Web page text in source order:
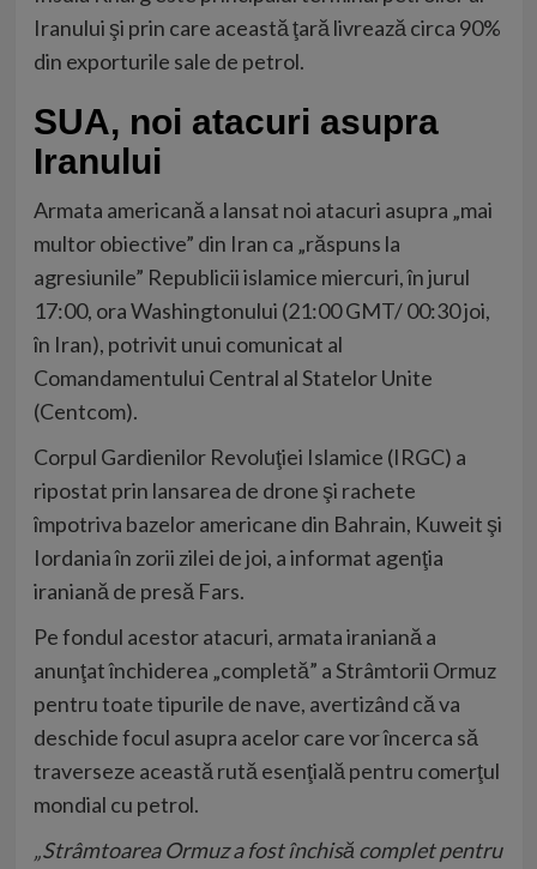
Iranului şi prin care această ţară livrează circa 90%
din exporturile sale de petrol.
SUA, noi atacuri asupra
Iranului
Armata americană a lansat noi atacuri asupra „mai
multor obiective” din Iran ca „răspuns la
agresiunile” Republicii islamice miercuri, în jurul
17:00, ora Washingtonului (21:00 GMT/ 00:30 joi,
în Iran), potrivit unui comunicat al
Comandamentului Central al Statelor Unite
(Centcom).
Corpul Gardienilor Revoluţiei Islamice (IRGC) a
ripostat prin lansarea de drone şi rachete
împotriva bazelor americane din Bahrain, Kuweit şi
Iordania în zorii zilei de joi, a informat agenţia
iraniană de presă Fars.
Pe fondul acestor atacuri, armata iraniană a
anunţat închiderea „completă” a Strâmtorii Ormuz
pentru toate tipurile de nave, avertizând că va
deschide focul asupra acelor care vor încerca să
traverseze această rută esenţială pentru comerţul
mondial cu petrol.
„Strâmtoarea Ormuz a fost închisă complet pentru